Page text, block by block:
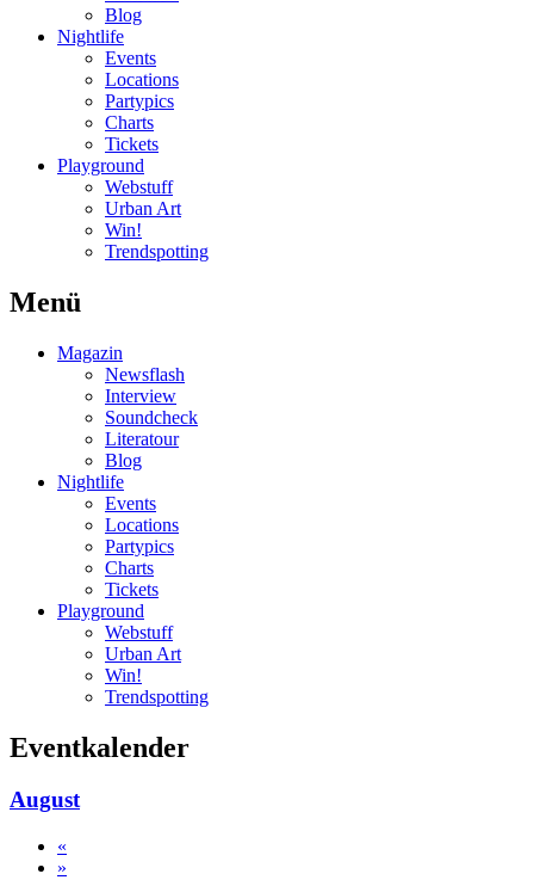
Blog
Nightlife
Events
Locations
Partypics
Charts
Tickets
Playground
Webstuff
Urban Art
Win!
Trendspotting
Menü
Magazin
Newsflash
Interview
Soundcheck
Literatour
Blog
Nightlife
Events
Locations
Partypics
Charts
Tickets
Playground
Webstuff
Urban Art
Win!
Trendspotting
Eventkalender
August
«
»